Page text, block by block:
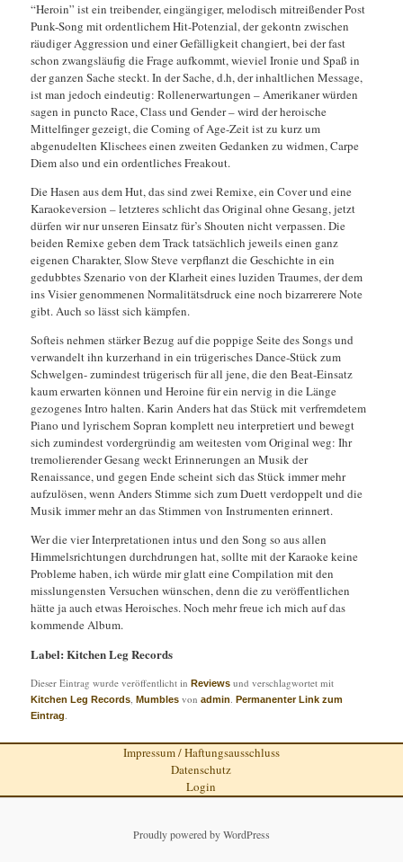
“Heroin” ist ein treibender, eingängiger, melodisch mitreißender Post
Punk-Song mit ordentlichem Hit-Potenzial, der gekontn zwischen
räudiger Aggression und einer Gefälligkeit changiert, bei der fast
schon zwangsläufig die Frage aufkommt, wieviel Ironie und Spaß in
der ganzen Sache steckt. In der Sache, d.h, der inhaltlichen Message,
ist man jedoch eindeutig: Rollenerwartungen – Amerikaner würden
sagen in puncto Race, Class und Gender – wird der heroische
Mittelfinger gezeigt, die Coming of Age-Zeit ist zu kurz um
abgenudelten Klischees einen zweiten Gedanken zu widmen, Carpe
Diem also und ein ordentliches Freakout.
Die Hasen aus dem Hut, das sind zwei Remixe, ein Cover und eine
Karaokeversion – letzteres schlicht das Original ohne Gesang, jetzt
dürfen wir nur unseren Einsatz für’s Shouten nicht verpassen. Die
beiden Remixe geben dem Track tatsächlich jeweils einen ganz
eigenen Charakter, Slow Steve verpflanzt die Geschichte in ein
gedubbtes Szenario von der Klarheit eines luziden Traumes, der dem
ins Visier genommenen Normalitätsdruck eine noch bizarrerere Note
gibt. Auch so lässt sich kämpfen.
Softeis nehmen stärker Bezug auf die poppige Seite des Songs und
verwandelt ihn kurzerhand in ein trügerisches Dance-Stück zum
Schwelgen- zumindest trügerisch für all jene, die den Beat-Einsatz
kaum erwarten können und Heroine für ein nervig in die Länge
gezogenes Intro halten. Karin Anders hat das Stück mit verfremdetem
Piano und lyrischem Sopran komplett neu interpretiert und bewegt
sich zumindest vordergründig am weitesten vom Original weg: Ihr
tremolierender Gesang weckt Erinnerungen an Musik der
Renaissance, und gegen Ende scheint sich das Stück immer mehr
aufzulösen, wenn Anders Stimme sich zum Duett verdoppelt und die
Musik immer mehr an das Stimmen von Instrumenten erinnert.
Wer die vier Interpretationen intus und den Song so aus allen
Himmelsrichtungen durchdrungen hat, sollte mit der Karaoke keine
Probleme haben, ich würde mir glatt eine Compilation mit den
misslungensten Versuchen wünschen, denn die zu veröffentlichen
hätte ja auch etwas Heroisches. Noch mehr freue ich mich auf das
kommende Album.
Label: Kitchen Leg Records
Dieser Eintrag wurde veröffentlicht inReviews und verschlagwortet mit
Kitchen Leg Records,Mumbles vonadmin.Permanenter Link zum
Eintrag.
Impressum / Haftungsausschluss
Datenschutz
Login
Proudly powered by WordPress